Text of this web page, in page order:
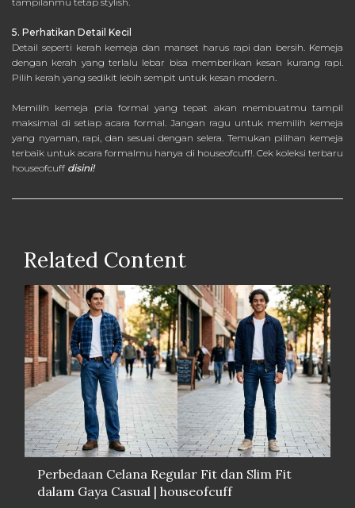
5. Perhatikan Detail Kecil
Detail seperti kerah kemeja dan manset harus rapi dan bersih. Kemeja
dengan kerah yang terlalu lebar bisa memberikan kesan kurang rapi.
Pilih kerah yang sedikit lebih sempit untuk kesan modern.
Memilih kemeja pria formal yang tepat akan membuatmu tampil
maksimal di setiap acara formal. Jangan ragu untuk memilih kemeja
yang nyaman, rapi, dan sesuai dengan selera. Temukan pilihan kemeja
terbaik untuk acara formalmu hanya di houseofcuff!. Cek koleksi terbaru
houseofcuff disini!
Related Content
Perbedaan Celana Regular Fit dan Slim Fit
dalam Gaya Casual | houseofcuff